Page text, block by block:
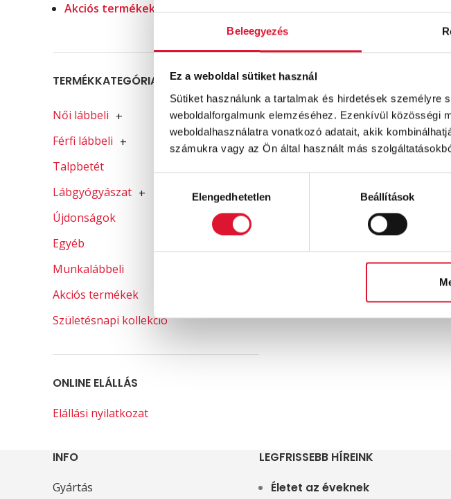
Beleegyezés
Ez a weboldal sütiket használ
Sütiket használunk a tartalmak és hirdetések
weboldalforgalmunk elemzéséhez. Ezenkívül közösségi
weboldalhasználatra vonatkozó adatait, akik
számukra vagy az Ön által használt más
kiválasztásaElengedhetetlen Beállítások
Akciós termékek
TERMÉKKATEGÓRIA-SZŰRŐ
Női lábbeli +
Férfi lábbeli +
Talpbetét
Lábgyógyászat +
Újdonságok
Egyéb
Munkalábbeli
Akciós termékek
Születésnapi kollekció
ONLINE ELÁLLÁS
Elállási nyilatkozat
Talptámasztó kötés
harántemelővel
Ft
INFO
Gyártás
LEGFRISSEBB HÍREINK
Életet az éveknek